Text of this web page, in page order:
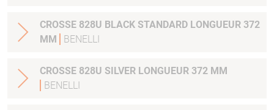
CROSSE 828U BLACK STANDARD LONGUEUR 372
MM
BENELLI
CROSSE 828U SILVER LONGUEUR 372 MM
BENELLI